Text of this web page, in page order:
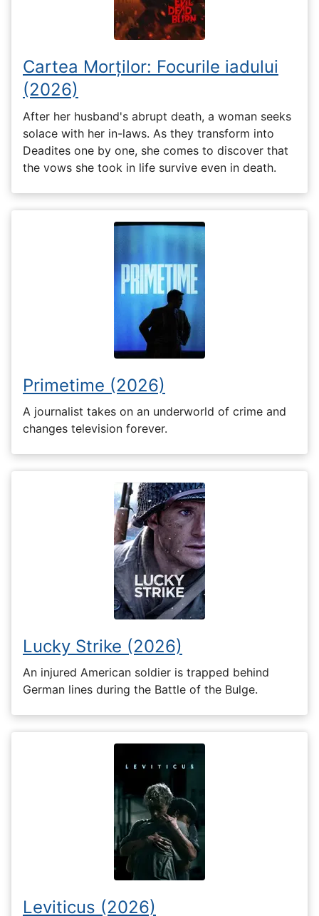
Cartea Morților: Focurile iadului
(2026)
After her husband's abrupt death, a woman seeks
solace with her in-laws. As they transform into
Deadites one by one, she comes to discover that
the vows she took in life survive even in death.
Primetime (2026)
A journalist takes on an underworld of crime and
changes television forever.
Lucky Strike (2026)
An injured American soldier is trapped behind
German lines during the Battle of the Bulge.
Leviticus (2026)